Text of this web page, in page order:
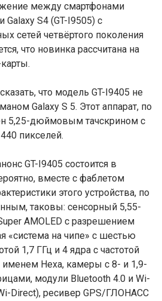
между смартфонами
Galaxy S4 (GT-I9505) с
сетей четвёртого поколения
что новинка рассчитана на
что модель GT-I9405 не
Galaxy S 5. Этот аппарат, по
5,25-дюймовым тачскрином с
пикселей.
GT-I9405 состоится в
вместе с фаблетом
этого устройства, по
таковы: сенсорный 5,55-
AMOLED с разрешением
«система на чипе» с шестью
1,7 ГГц и 4 ядра с частотой
Hexa, камеры с 8- и 1,9-
модули Bluetooth 4.0 и Wi-
Direct), ресивер GPS/ГЛОНАСС